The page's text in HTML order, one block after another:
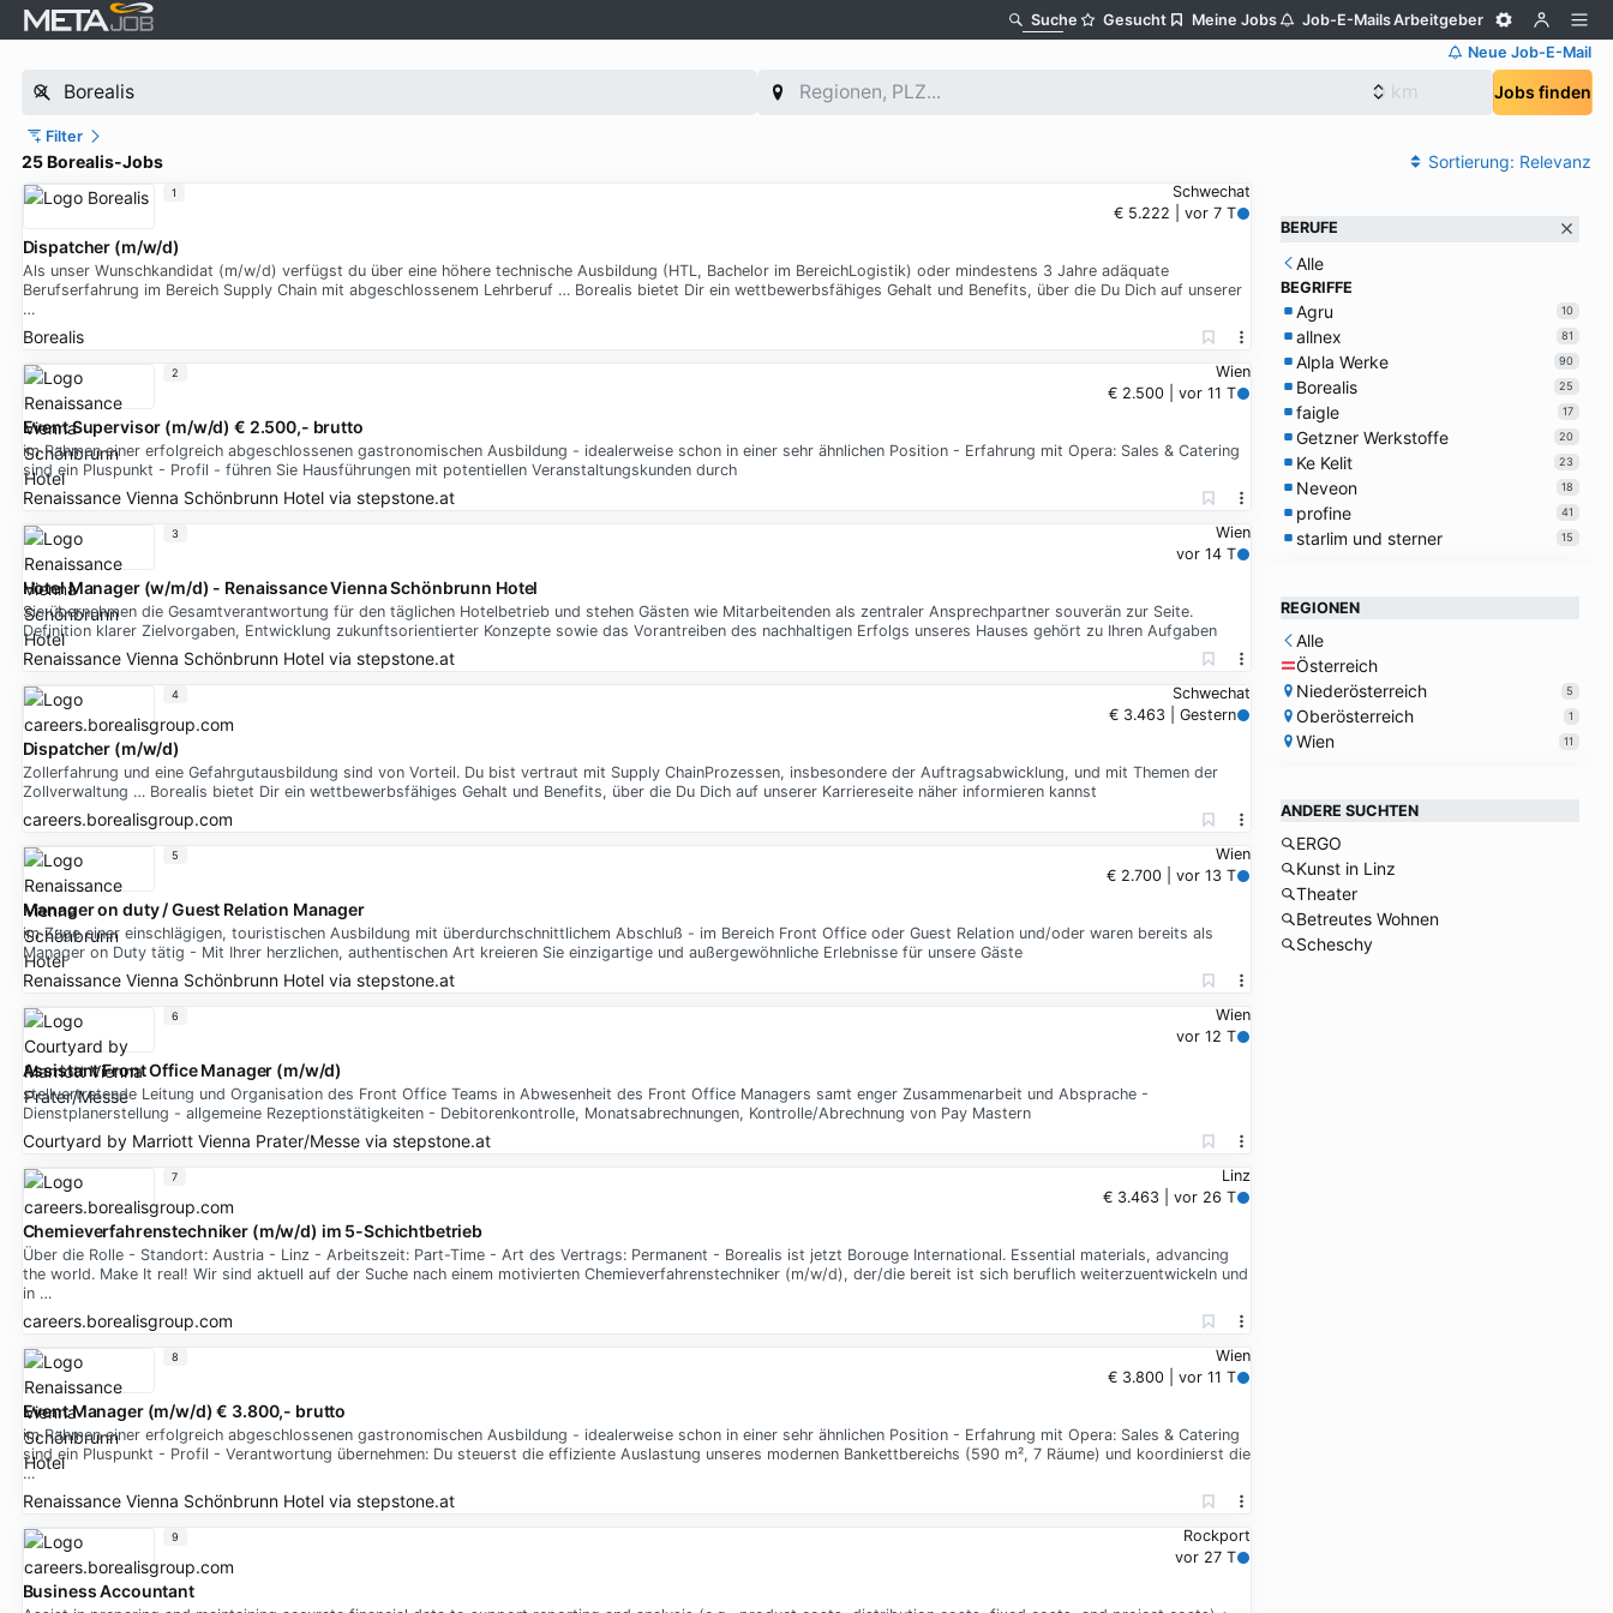
Suche Gesucht Meine Jobs Job-E-MailsArbeitgeber
Neue Job-E-Mail
Jobs finden
Filter
25 Borealis-Jobs Sortierung: Relevanz
Schwechat
€ 5.222 | vor 7 T
Dispatcher (m/w/d)
Als unser Wunschkandidat (m/w/d) verfügst du über eine höhere technische Ausbildung (HTL, Bachelor im BereichLogistik) oder mindestens 3 Jahre adäquate
Berufserfahrung im Bereich Supply Chain mit abgeschlossenem Lehrberuf … Borealis bietet Dir ein wettbewerbsfähiges Gehalt und Benefits, über die Du Dich auf unserer
…
Borealis
1
Wien
€ 2.500 | vor 11 T
Event Supervisor (m/w/d) € 2.500,- brutto
im Rahmen einer erfolgreich abgeschlossenen gastronomischen Ausbildung - idealerweise schon in einer sehr ähnlichen Position - Erfahrung mit Opera: Sales & Catering
sind ein Pluspunkt - Profil - führen Sie Hausführungen mit potentiellen Veranstaltungskunden durch
Renaissance Vienna Schönbrunn Hotelvia stepstone.at
2
Wien
vor 14 T
Hotel Manager (w/m/d) - Renaissance Vienna Schönbrunn Hotel
Sie übernehmen die Gesamtverantwortung für den täglichen Hotelbetrieb und stehen Gästen wie Mitarbeitenden als zentraler Ansprechpartner souverän zur Seite.
Definition klarer Zielvorgaben, Entwicklung zukunftsorientierter Konzepte sowie das Vorantreiben des nachhaltigen Erfolgs unseres Hauses gehört zu Ihren Aufgaben
Renaissance Vienna Schönbrunn Hotelvia stepstone.at
3
Schwechat
€ 3.463 | Gestern
Dispatcher (m/w/d)
Zollerfahrung und eine Gefahrgutausbildung sind von Vorteil. Du bist vertraut mit Supply ChainProzessen, insbesondere der Auftragsabwicklung, und mit Themen der
Zollverwaltung … Borealis bietet Dir ein wettbewerbsfähiges Gehalt und Benefits, über die Du Dich auf unserer Karriereseite näher informieren kannst
careers.borealisgroup.com
4
Wien
€ 2.700 | vor 13 T
Manager on duty / Guest Relation Manager
im Zuge einer einschlägigen, touristischen Ausbildung mit überdurchschnittlichem Abschluß - im Bereich Front Office oder Guest Relation und/oder waren bereits als
Manager on Duty tätig - Mit Ihrer herzlichen, authentischen Art kreieren Sie einzigartige und außergewöhnliche Erlebnisse für unsere Gäste
Renaissance Vienna Schönbrunn Hotelvia stepstone.at
5
Wien
vor 12 T
Assistant Front Office Manager (m/w/d)
stellvertretende Leitung und Organisation des Front Office Teams in Abwesenheit des Front Office Managers samt enger Zusammenarbeit und Absprache -
Dienstplanerstellung - allgemeine Rezeptionstätigkeiten - Debitorenkontrolle, Monatsabrechnungen, Kontrolle/Abrechnung von Pay Mastern
Courtyard by Marriott Vienna Prater/Messevia stepstone.at
6
Linz
€ 3.463 | vor 26 T
Chemieverfahrenstechniker (m/w/d) im 5-Schichtbetrieb
Über die Rolle - Standort: Austria - Linz - Arbeitszeit: Part-Time - Art des Vertrags: Permanent - Borealis ist jetzt Borouge International. Essential materials, advancing
the world. Make It real! Wir sind aktuell auf der Suche nach einem motivierten Chemieverfahrenstechniker (m/w/d), der/die bereit ist sich beruflich weiterzuentwickeln und
in …
careers.borealisgroup.com
7
Wien
€ 3.800 | vor 11 T
Event Manager (m/w/d) € 3.800,- brutto
im Rahmen einer erfolgreich abgeschlossenen gastronomischen Ausbildung - idealerweise schon in einer sehr ähnlichen Position - Erfahrung mit Opera: Sales & Catering
sind ein Pluspunkt - Profil - Verantwortung übernehmen: Du steuerst die effiziente Auslastung unseres modernen Bankettbereichs (590 m², 7 Räume) und koordinierst die
…
Renaissance Vienna Schönbrunn Hotelvia stepstone.at
8
Rockport
vor 27 T
Business Accountant
9
BERUFE
Alle
BEGRIFFE
Agru 10
allnex 81
Alpla Werke 90
Borealis 25
faigle 17
Getzner Werkstoffe 20
Ke Kelit 23
Neveon 18
profine 41
starlim und sterner 15
REGIONEN
Alle
Österreich
Niederösterreich
5
Oberösterreich 1
Wien 11
ANDERE SUCHTEN
ERGO
Kunst in Linz
Theater
Betreutes Wohnen
Scheschy